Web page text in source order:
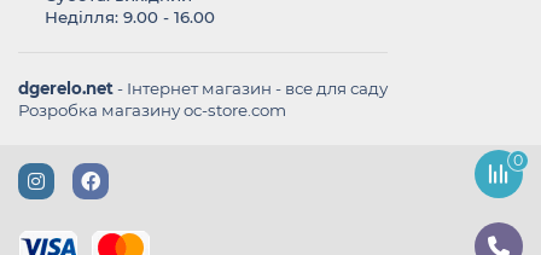
Неділля: 9.00 - 16.00
dgerelo.net- Інтернет магазин - все для саду
Розробка магазину oc-store.com
0